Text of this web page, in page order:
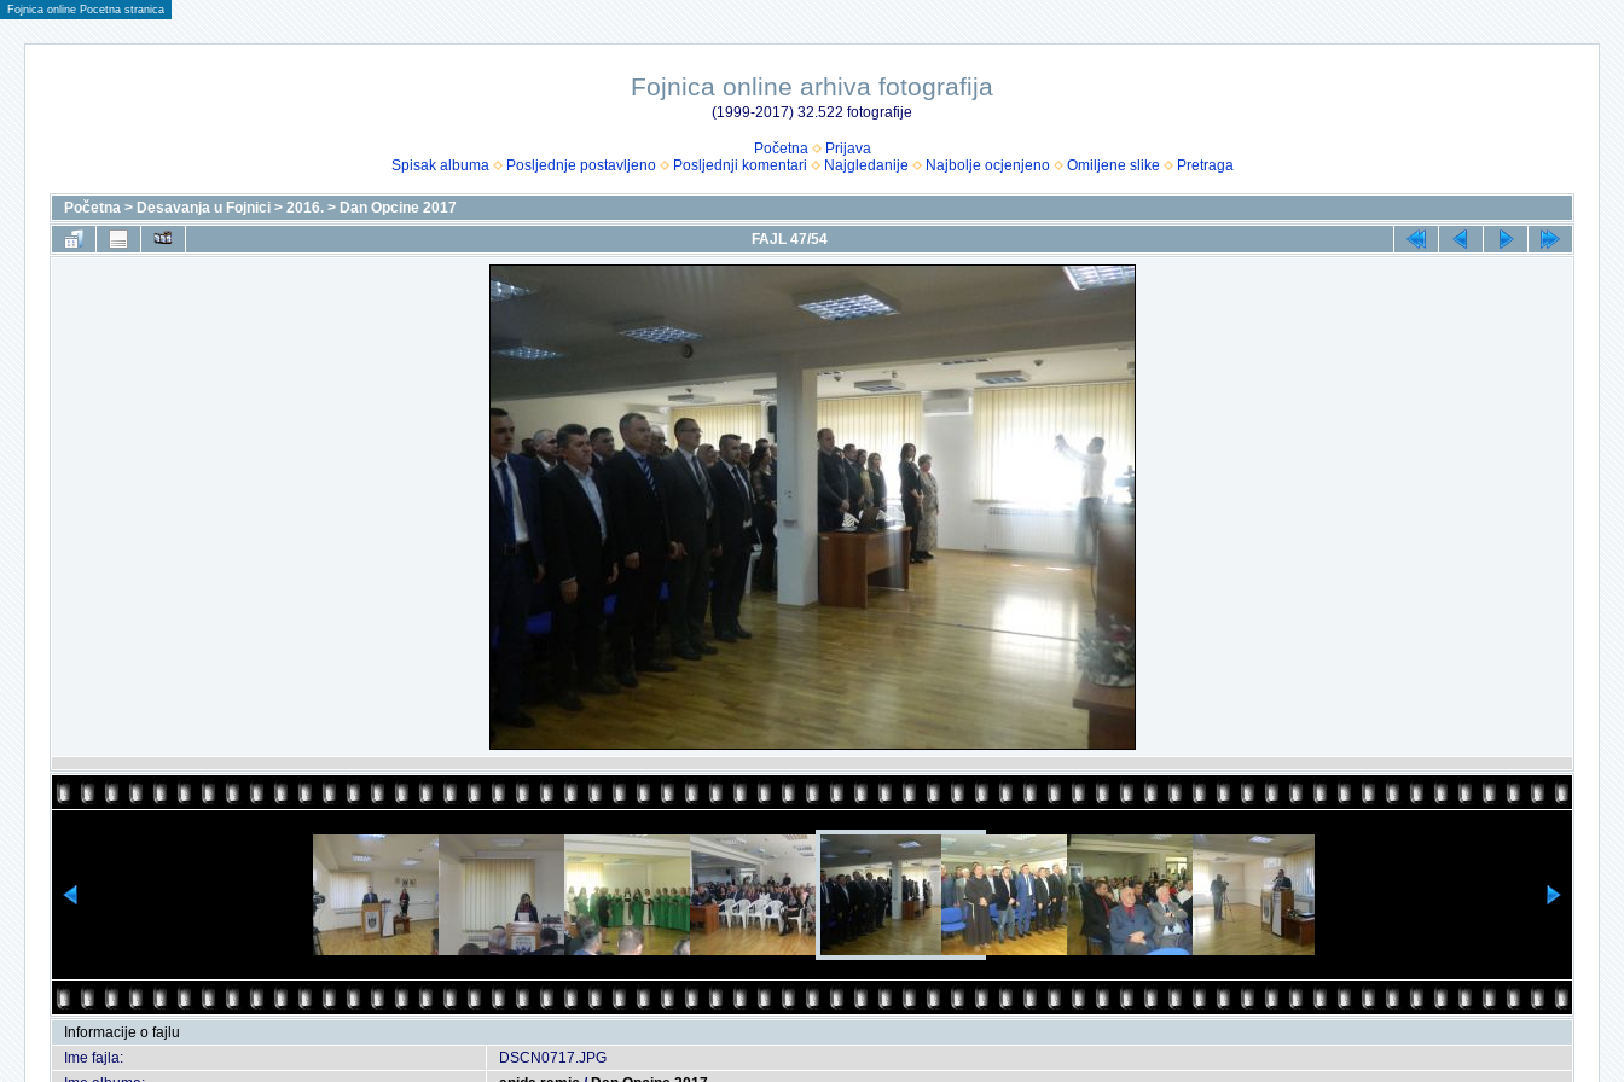
Fojnica online Pocetna stranica
Fojnica online arhiva fotografija
(1999-2017) 32.522 fotografije
Početna
Prijava
Spisak albuma
Posljednje postavljeno Posljednji komentari Najgledanije Najbolje ocjenjeno Omiljene slike Pretraga
Početna > Desavanja u Fojnici > 2016. > Dan Opcine 2017
FAJL 47/54
Informacije o fajlu
Ime fajla:
DSCN0717.JPG